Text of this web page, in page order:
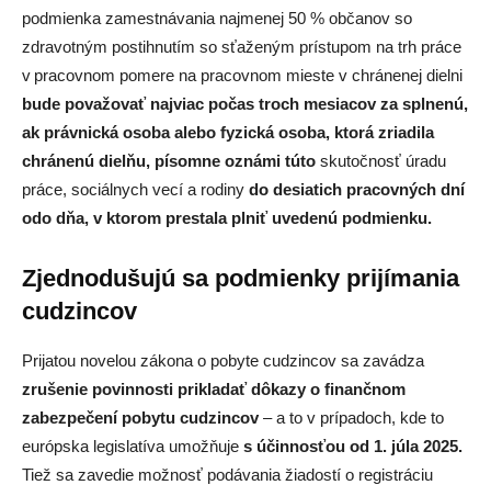
podmienka zamestnávania najmenej 50 % občanov so
zdravotným postihnutím so sťaženým prístupom na trh práce
v pracovnom pomere na pracovnom mieste v chránenej dielni
bude považovať najviac počas troch mesiacov za splnenú,
ak právnická osoba alebo fyzická osoba, ktorá zriadila
chránenú dielňu, písomne oznámi túto skutočnosť úradu
práce, sociálnych vecí a rodiny do desiatich pracovných dní
odo dňa, v ktorom prestala plniť uvedenú podmienku.
Zjednodušujú sa podmienky prijímania
cudzincov
Prijatou novelou zákona o pobyte cudzincov sa zavádza
zrušenie povinnosti prikladať dôkazy o finančnom
zabezpečení pobytu cudzincov– a to v prípadoch, kde to
európska legislatíva umožňuje s účinnosťou od 1. júla 2025.
Tiež sa zavedie možnosť podávania žiadostí o registráciu